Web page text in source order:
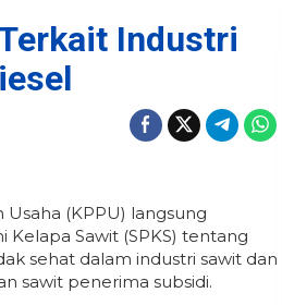
Industri
Usaha (KPPU) langsung
Kelapa Sawit (SPKS) tentang
sehat dalam industri sawit dan
sawit penerima subsidi.